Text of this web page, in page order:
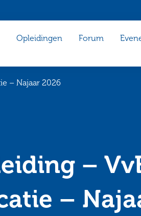
Opleidingen Forum
– Najaar 2026
–
–